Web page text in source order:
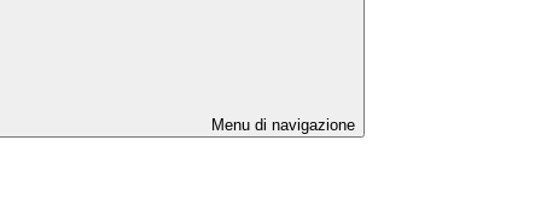
Menu di navigazione